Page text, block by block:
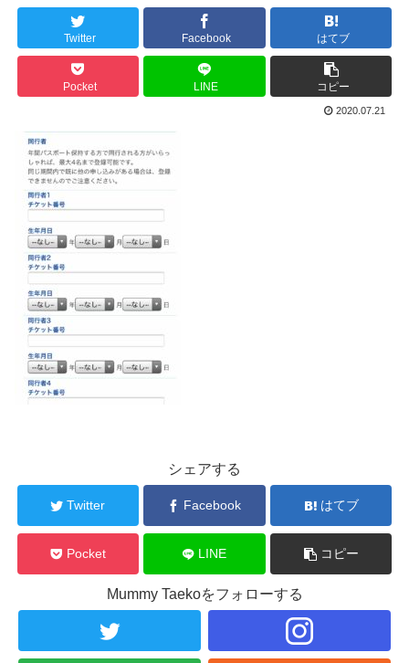
Twitter Facebook はてブ
Pocket LINE コピー
2020.07.21
シェアする
Twitter Facebook はてブ
Pocket LINE コピー
Mummy Taekoをフォローする